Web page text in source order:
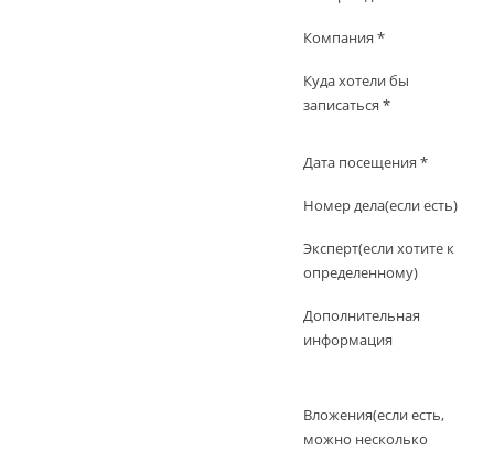
Компания *
Куда хотели бы
записаться *
Дата посещения *
Номер дела(если есть)
Эксперт(если хотите к
определенному)
Дополнительная
информация
Вложения(если есть,
можно несколько